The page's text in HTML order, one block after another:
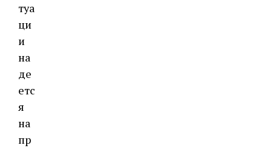
туа
ци
и
на
де
етс
я
на
пр